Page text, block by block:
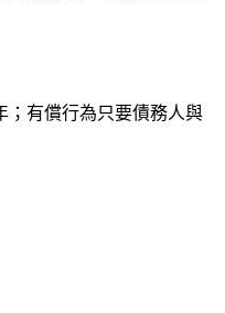
；有償行為只要債務人與